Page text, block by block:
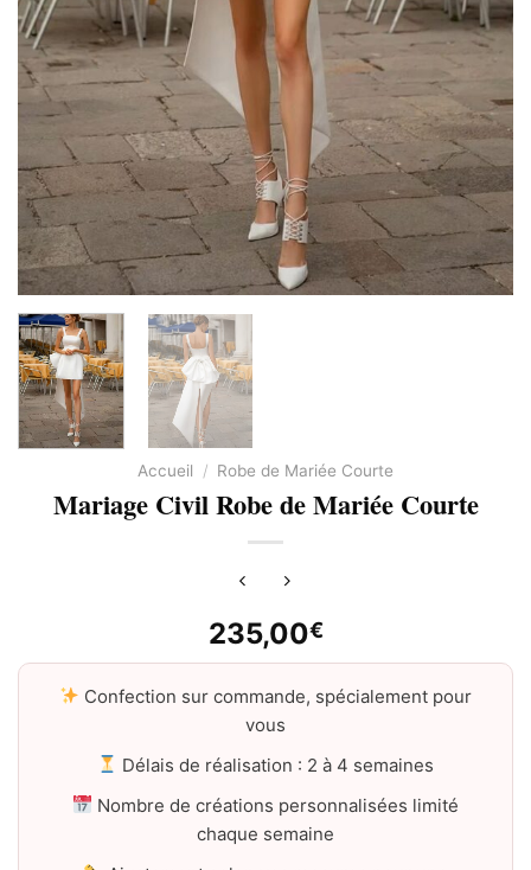
Accueil / Robe de Mariée Courte
Mariage Civil Robe de Mariée Courte
235,00€
Confection sur commande, spécialement pour
vous
Délais de réalisation : 2 à 4 semaines
Nombre de créations personnalisées limité
chaque semaine